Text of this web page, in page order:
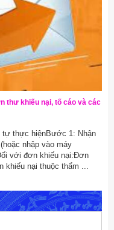
thư khiếu nại, tố cáo và các
thực hiệnBước 1: Nhận
nhập vào máy
với đơn khiếu nại:Đơn
khiếu nại thuộc thẩm ...